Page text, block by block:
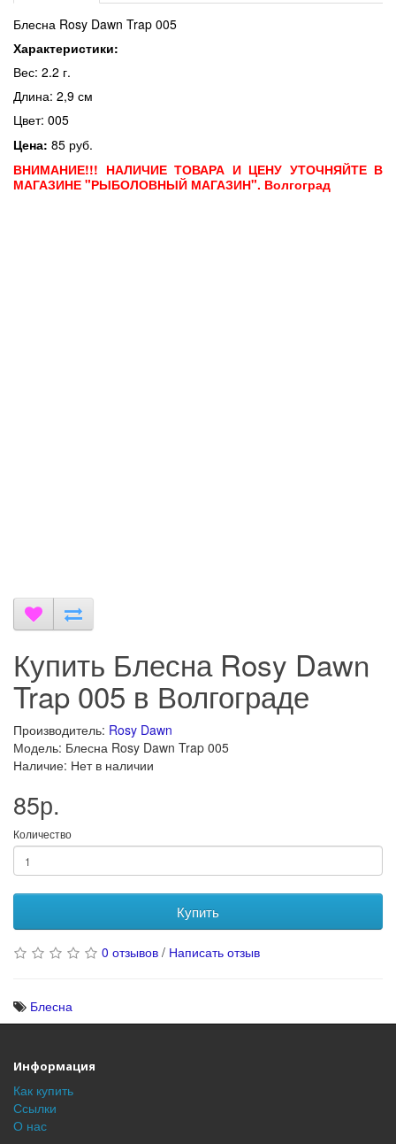
Блесна Rosy Dawn Trap 005
Характеристики:
Вес: 2.2 г.
Длина: 2,9 см
Цвет: 005
Цена: 85 руб.
ВНИМАНИЕ!!! НАЛИЧИЕ ТОВАРА И ЦЕНУ УТОЧНЯЙТЕ В
МАГАЗИНЕ "РЫБОЛОВНЫЙ МАГАЗИН". Волгоград
Купить Блесна Rosy Dawn
Trap 005 в Волгограде
Производитель: Rosy Dawn
Модель: Блесна Rosy Dawn Trap 005
Наличие: Нет в наличии
85р.
Количество
Купить
0 отзывов / Написать отзыв
Блесна
Информация
Как купить
Ссылки
О нас